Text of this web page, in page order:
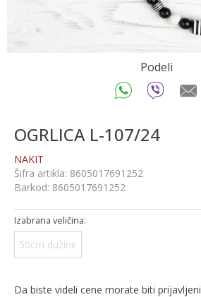
Podeli
OGRLICA L-107/24
NAKIT
Šifra artikla: 8605017691252
Barkod: 8605017691252
Izabrana veličina:
50cm dužine
Da biste videli cene morate biti prijavljeni